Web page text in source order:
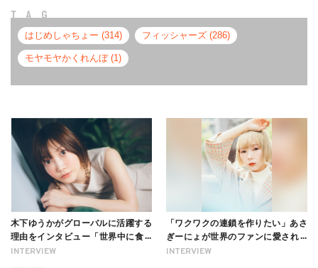
TAG
はじめしゃちょー (314) フィッシャーズ (286)
モヤモヤかくれんぼ (1)
INTERVIEW
木下ゆうかがグローバルに活躍する
理由をインタビュー「世界中に食べ
る幸せを伝えたい」新事務所加入に
INTERVIEW
「ワクワクの連鎖を作りたい」あさ
ぎーにょが世界のファンに愛される
理由【インタビュー】